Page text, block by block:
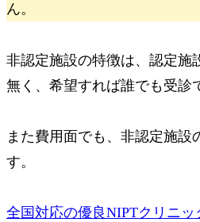
ん。
非認定施設の特徴は、認定施
無く、 希望すれば誰でも受診
また費用面でも、非認定施設
す。
全国対応の優良NIPTクリニッ